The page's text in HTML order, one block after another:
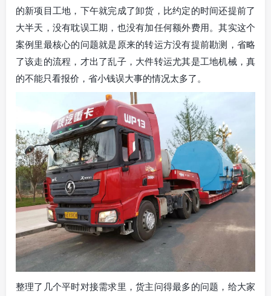
的新项目工地，下午就完成了卸货，比约定的时间还提前了
大半天，没有耽误工期，也没有加任何额外费用。其实这个
案例里最核心的问题就是原来的转运方没有提前勘测，省略
了该走的流程，才出了乱子，大件转运尤其是工地机械，真
的不能只看报价，省小钱误大事的情况太多了。
整理了几个平时对接需求里，货主问得最多的问题，给大家